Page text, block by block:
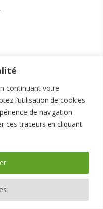
continuant votre
l’utilisation de cookies
de navigation
ces traceurs en cliquant